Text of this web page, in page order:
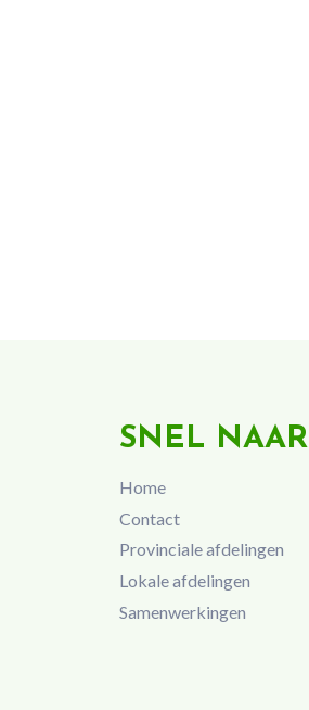
SNEL NAAR
Home
Contact
Provinciale afdelingen
Lokale afdelingen
Samenwerkingen